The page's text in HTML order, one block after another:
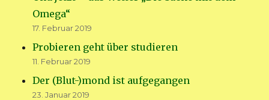
Omega“
17. Februar 2019
Probieren geht über studieren
11. Februar 2019
Der (Blut-)mond ist aufgegangen
23. Januar 2019